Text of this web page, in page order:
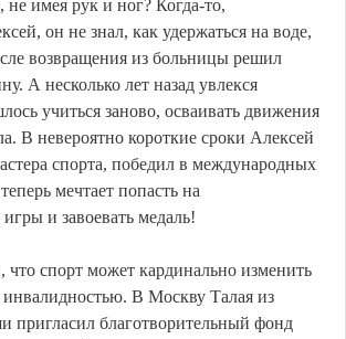
не имея рук и ног? Когда-то,
он не знал, как удержаться на воде,
возвращения из больницы решил
А несколько лет назад увлекся
учиться заново, осваивать движения
В невероятно короткие сроки Алексей
спорта, победил в международных
мечтает попасть на
и завоевать медаль!
что спорт может кардинально изменить
инвалидностью. В Москву Талая из
пригласил благотворительный фонд